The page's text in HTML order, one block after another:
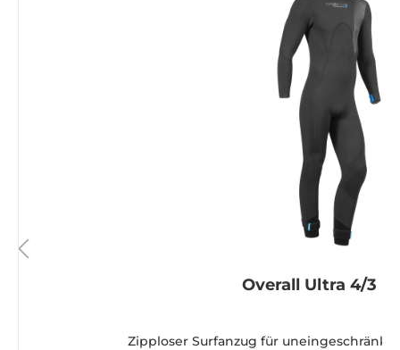
Overall Ultra 4/3
Zipploser Surfanzug für